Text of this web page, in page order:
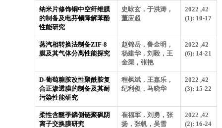
纳米片修饰铜中空纤维膜
的制备及电芬顿降解苯酚
性能研究
史咏玄，于洪涛，
董应超
2022 ,42
(1): 10-17
蒸汽相转换法制备ZIF-8
膜及其气体分离性能探究
赵锦岳，鲁金明，
杨建华，刘毅，王
金渠，张艳
2022 ,42
(6): 14-21
D-葡萄糖胺改性聚酰胺复
合正渗透膜的制备及其耐
污染性能研究
程枫斌，王嘉乐，
纪利俊，马晓华
2022 ,42
(3): 15-22
柔性含醚季鏻侧链聚砜阴
离子交换膜研究
崔福军，刘勇，张
扬，张帆，吴雪
2022 ,42
(2): 16-24